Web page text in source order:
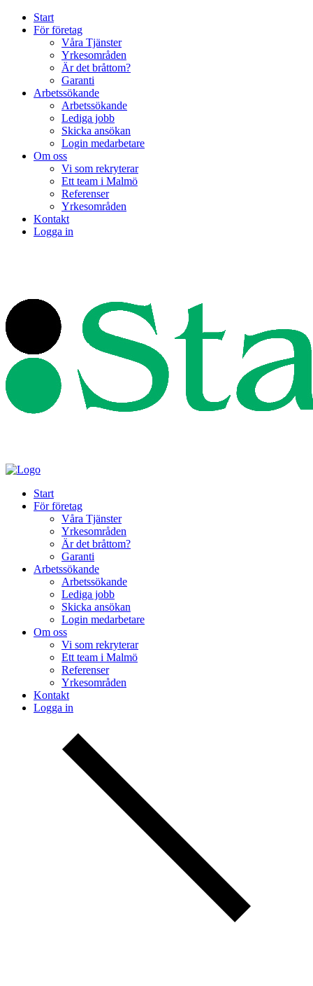
Start
För företag
Våra Tjänster
Yrkesområden
Är det bråttom?
Garanti
Arbetssökande
Arbetssökande
Lediga jobb
Skicka ansökan
Login medarbetare
Om oss
Vi som rekryterar
Ett team i Malmö
Referenser
Yrkesområden
Kontakt
Logga in
Start
För företag
Våra Tjänster
Yrkesområden
Är det bråttom?
Garanti
Arbetssökande
Arbetssökande
Lediga jobb
Skicka ansökan
Login medarbetare
Om oss
Vi som rekryterar
Ett team i Malmö
Referenser
Yrkesområden
Kontakt
Logga in